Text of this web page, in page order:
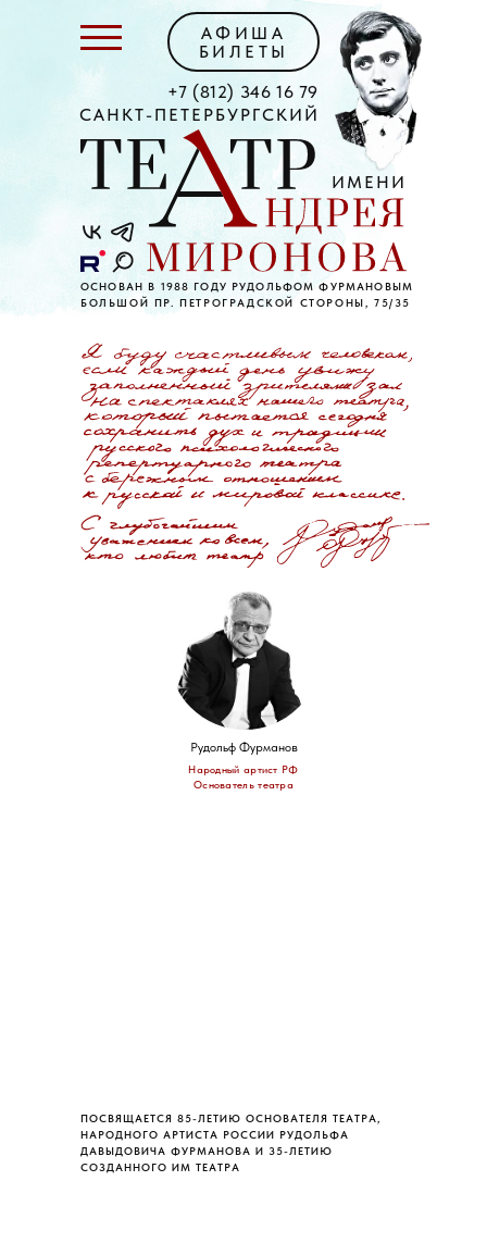
САНКТ-ПЕТЕРБУРГСКИЙ
ИМЕНИ
ОСНОВАН В 1988 ГОДУ РУДОЛЬФОМ ФУРМАНОВЫМ
+7 (812) 346 16 79
БОЛЬШОЙ ПР. ПЕТРОГРАДСКОЙ СТОРОНЫ, 75/35
АФИША
БИЛЕТЫ
Рудольф Фурманов
Народный артист РФ
Основатель театра
ПОСВЯЩАЕТСЯ 85-ЛЕТИЮ ОСНОВАТЕЛЯ ТЕАТРА,
НАРОДНОГО АРТИСТА РОССИИ РУДОЛЬФА
ДАВЫДОВИЧА ФУРМАНОВА И 35-ЛЕТИЮ
СОЗДАННОГО ИМ ТЕАТРА